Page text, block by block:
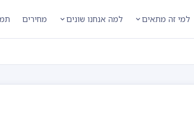
למי זה מתאים למה אנחנו שונים מחירים